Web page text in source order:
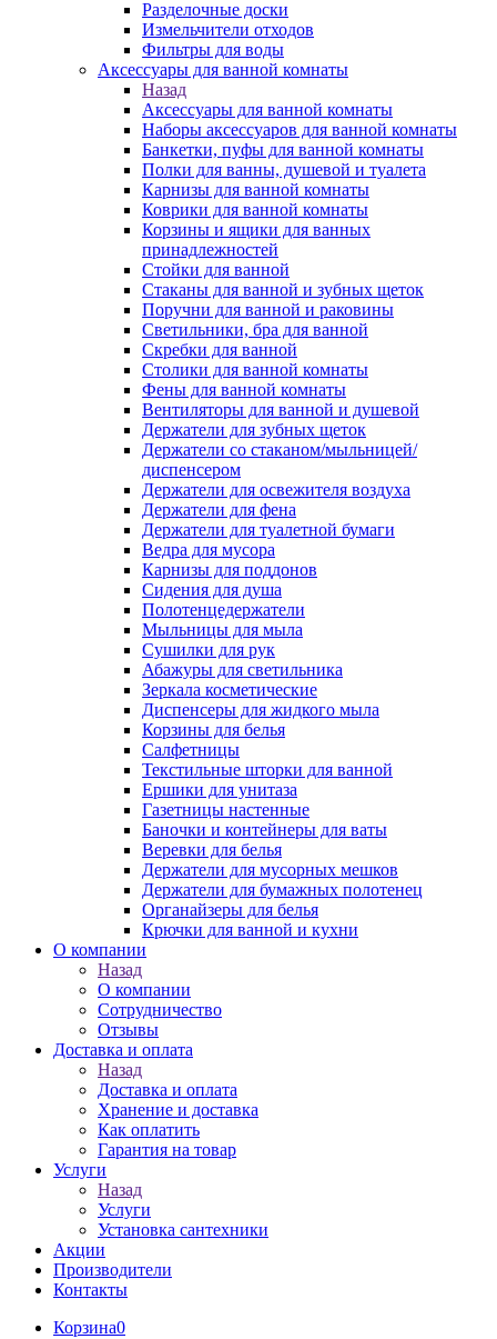
Разделочные доски
Измельчители отходов
Фильтры для воды
Аксессуары для ванной комнаты
Назад
Аксессуары для ванной комнаты
Наборы аксессуаров для ванной комнаты
Банкетки, пуфы для ванной комнаты
Полки для ванны, душевой и туалета
Карнизы для ванной комнаты
Коврики для ванной комнаты
Корзины и ящики для ванных
принадлежностей
Стойки для ванной
Стаканы для ванной и зубных щеток
Поручни для ванной и раковины
Светильники, бра для ванной
Скребки для ванной
Столики для ванной комнаты
Фены для ванной комнаты
Вентиляторы для ванной и душевой
Держатели для зубных щеток
Держатели со стаканом/мыльницей/
диспенсером
Держатели для освежителя воздуха
Держатели для фена
Держатели для туалетной бумаги
Ведра для мусора
Карнизы для поддонов
Сидения для душа
Полотенцедержатели
Мыльницы для мыла
Сушилки для рук
Абажуры для светильника
Зеркала косметические
Диспенсеры для жидкого мыла
Корзины для белья
Салфетницы
Текстильные шторки для ванной
Ершики для унитаза
Газетницы настенные
Баночки и контейнеры для ваты
Веревки для белья
Держатели для мусорных мешков
Держатели для бумажных полотенец
Органайзеры для белья
Крючки для ванной и кухни
О компании
Назад
О компании
Сотрудничество
Отзывы
Доставка и оплата
Назад
Доставка и оплата
Хранение и доставка
Как оплатить
Гарантия на товар
Услуги
Назад
Услуги
Установка сантехники
Акции
Производители
Контакты
Корзина0